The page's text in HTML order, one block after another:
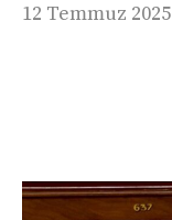
12 Temmuz 2025